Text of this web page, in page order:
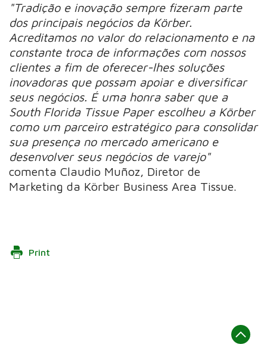
"Tradição e inovação sempre fizeram parte
dos principais negócios da Körber.
Acreditamos no valor do relacionamento e na
constante troca de informações com nossos
clientes a fim de oferecer-lhes soluções
inovadoras que possam apoiar e diversificar
seus negócios. É uma honra saber que a
South Florida Tissue Paper escolheu a Körber
como um parceiro estratégico para consolidar
sua presença no mercado americano e
desenvolver seus negócios de varejo"
comenta Claudio Muñoz, Diretor de
Marketing da Körber Business Area Tissue.
Print